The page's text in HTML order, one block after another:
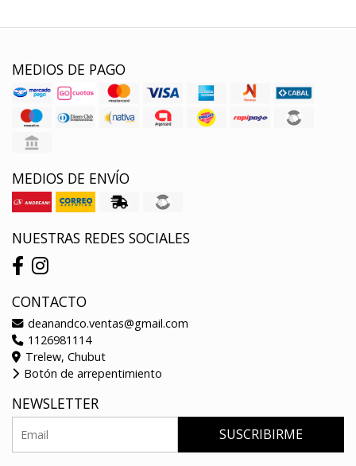
MEDIOS DE PAGO
MEDIOS DE ENVÍO
NUESTRAS REDES SOCIALES
CONTACTO
deanandco.ventas@gmail.com
1126981114
Trelew, Chubut
Botón de arrepentimiento
NEWSLETTER
SUSCRIBIRME